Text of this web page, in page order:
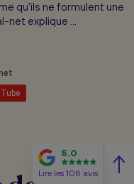
qu’ils ne formulent une
explique ...
5.0
Lire les 108 avis